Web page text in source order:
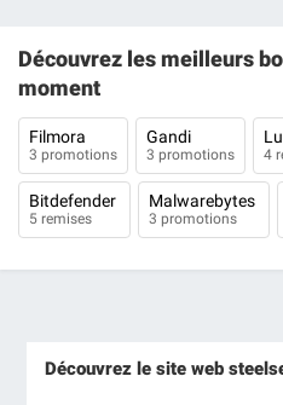
Découvrez les meilleurs
moment
Filmora
3 promotions
Gandi
3 promotions 4
Bitdefender
5 remises
Malwarebytes
3 promotions
Découvrez le site web